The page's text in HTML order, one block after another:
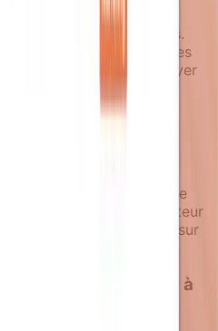
et la cohérence des
deviennent actives.
les notifications générées
staging sans les envoyer
des transitions
Quand un
cela déclenche de
démarrer des
de revenus. Cela garde le
réelle de l'utilisateur
des hypothèses basées sur
de l'entonnoir à